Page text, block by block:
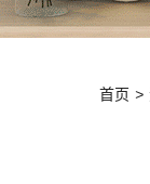
首页 >